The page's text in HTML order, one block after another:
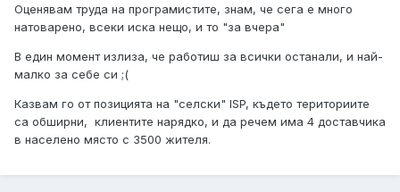
Оценявам труда на програмистите, знам, че сега е много
натоварено, всеки иска нещо, и то "за вчера"
В един момент излиза, че работиш за всички останали, и най-
малко за себе си ;(
Казвам го от позицията на "селски" ISP, където териториите
са обширни, клиентите нарядко, и да речем има 4 доставчика
в населено място с 3500 жителя.